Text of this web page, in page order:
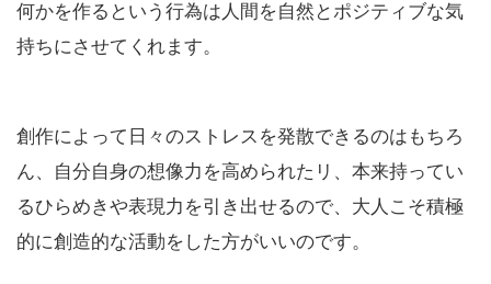
何かを作るという行為は人間を自然とポジティブな気
持ちにさせてくれます。
創作によって日々のストレスを発散できるのはもちろ
ん、自分自身の想像力を高められたリ、本来持ってい
るひらめきや表現力を引き出せるので、大人こそ積極
的に創造的な活動をした方がいいのです。